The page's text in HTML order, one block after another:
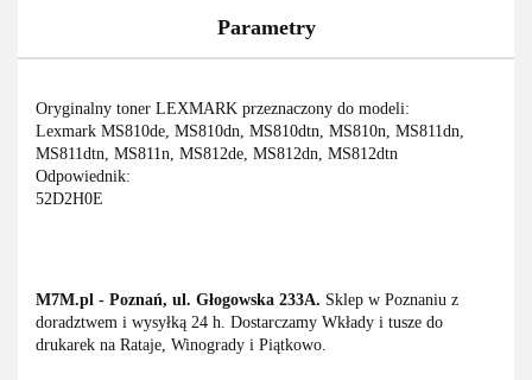
Parametry
Oryginalny toner LEXMARK przeznaczony do modeli:
Lexmark MS810de, MS810dn, MS810dtn, MS810n, MS811dn,
MS811dtn, MS811n, MS812de, MS812dn, MS812dtn
Odpowiednik:
52D2H0E
M7M.pl - Poznań, ul. Głogowska 233A. Sklep w Poznaniu z
doradztwem i wysyłką 24 h. Dostarczamy Wkłady i tusze do
drukarek na Rataje, Winogrady i Piątkowo.